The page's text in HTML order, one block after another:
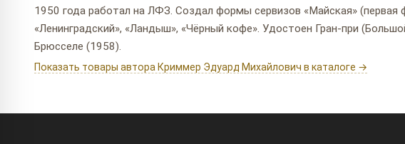
1950 года работал на ЛФЗ. Создал формы сервизов «Майская» (первая
«Ленинградский», «Ландыш», «Чёрный кофе». Удостоен Гран-при
Брюсселе (1958).
Показать товары автора Криммер Эдуард Михайлович в каталоге →